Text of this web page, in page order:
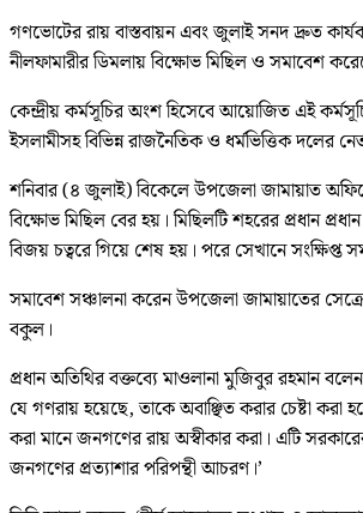
গণভোটের রায় বাস্তবায়ন এবং জুলাই সনদ দ্রুত
নীলফামারীর ডিমলায় বিক্ষোভ মিছিল ও সমাবেশ
কেন্দ্রীয় কর্মসূচির অংশ হিসেবে আয়োজিত এই
ইসলামীসহ বিভিন্ন রাজনৈতিক ও ধর্মভিত্তিক দলের
শনিবার (৪ জুলাই) বিকেলে উপজেলা জামায়াত
বিক্ষোভ মিছিল বের হয়। মিছিলটি শহরের প্রধান
বিজয় চত্বরে গিয়ে শেষ হয়। পরে সেখানে সংক্ষিপ্ত
সমাবেশ সঞ্চালনা করেন উপজেলা জামায়াতের
বকুল।
প্রধান অতিথির বক্তব্যে মাওলানা মুজিবুর রহমান
যে গণরায় হয়েছে, তাকে অবাঞ্ছিত করার চেষ্টা করা
করা মানে জনগণের রায় অস্বীকার করা। এটি
জনগণের প্রত্যাশার পরিপন্থী আচরণ।’